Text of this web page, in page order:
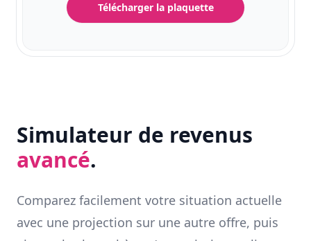
Télécharger la plaquette
Simulateur de revenus
avancé.
Comparez facilement votre situation actuelle
avec une projection sur une autre offre, puis